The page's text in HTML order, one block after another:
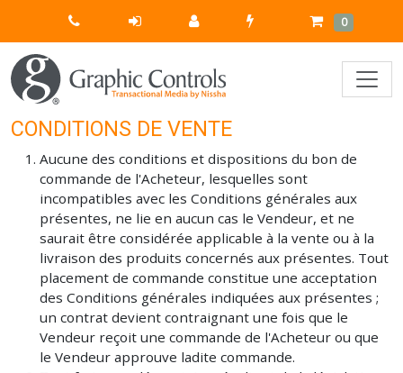
Quick
Order
Cart
0 Items
CONDITIONS DE VENTE
Aucune des conditions et dispositions du bon de
commande de l'Acheteur, lesquelles sont
incompatibles avec les Conditions générales aux
présentes, ne lie en aucun cas le Vendeur, et ne
saurait être considérée applicable à la vente ou à la
livraison des produits concernés aux présentes. Tout
placement de commande constitue une acceptation
des Conditions générales indiquées aux présentes ;
un contrat devient contraignant une fois que le
Vendeur reçoit une commande de l'Acheteur ou que
le Vendeur approuve ladite commande.